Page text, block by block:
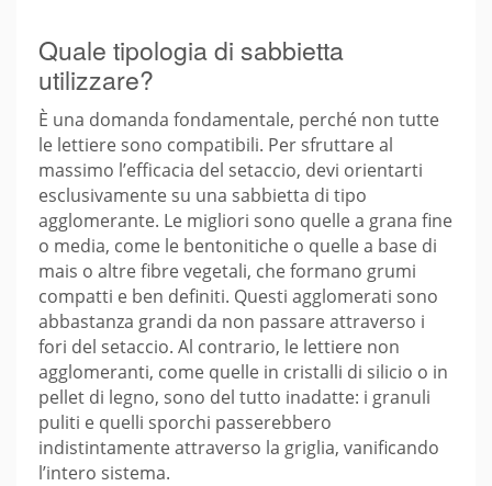
Quale tipologia di sabbietta
utilizzare?
È una domanda fondamentale, perché non tutte
le lettiere sono compatibili. Per sfruttare al
massimo l’efficacia del setaccio, devi orientarti
esclusivamente su una sabbietta di tipo
agglomerante. Le migliori sono quelle a grana fine
o media, come le bentonitiche o quelle a base di
mais o altre fibre vegetali, che formano grumi
compatti e ben definiti. Questi agglomerati sono
abbastanza grandi da non passare attraverso i
fori del setaccio. Al contrario, le lettiere non
agglomeranti, come quelle in cristalli di silicio o in
pellet di legno, sono del tutto inadatte: i granuli
puliti e quelli sporchi passerebbero
indistintamente attraverso la griglia, vanificando
l’intero sistema.